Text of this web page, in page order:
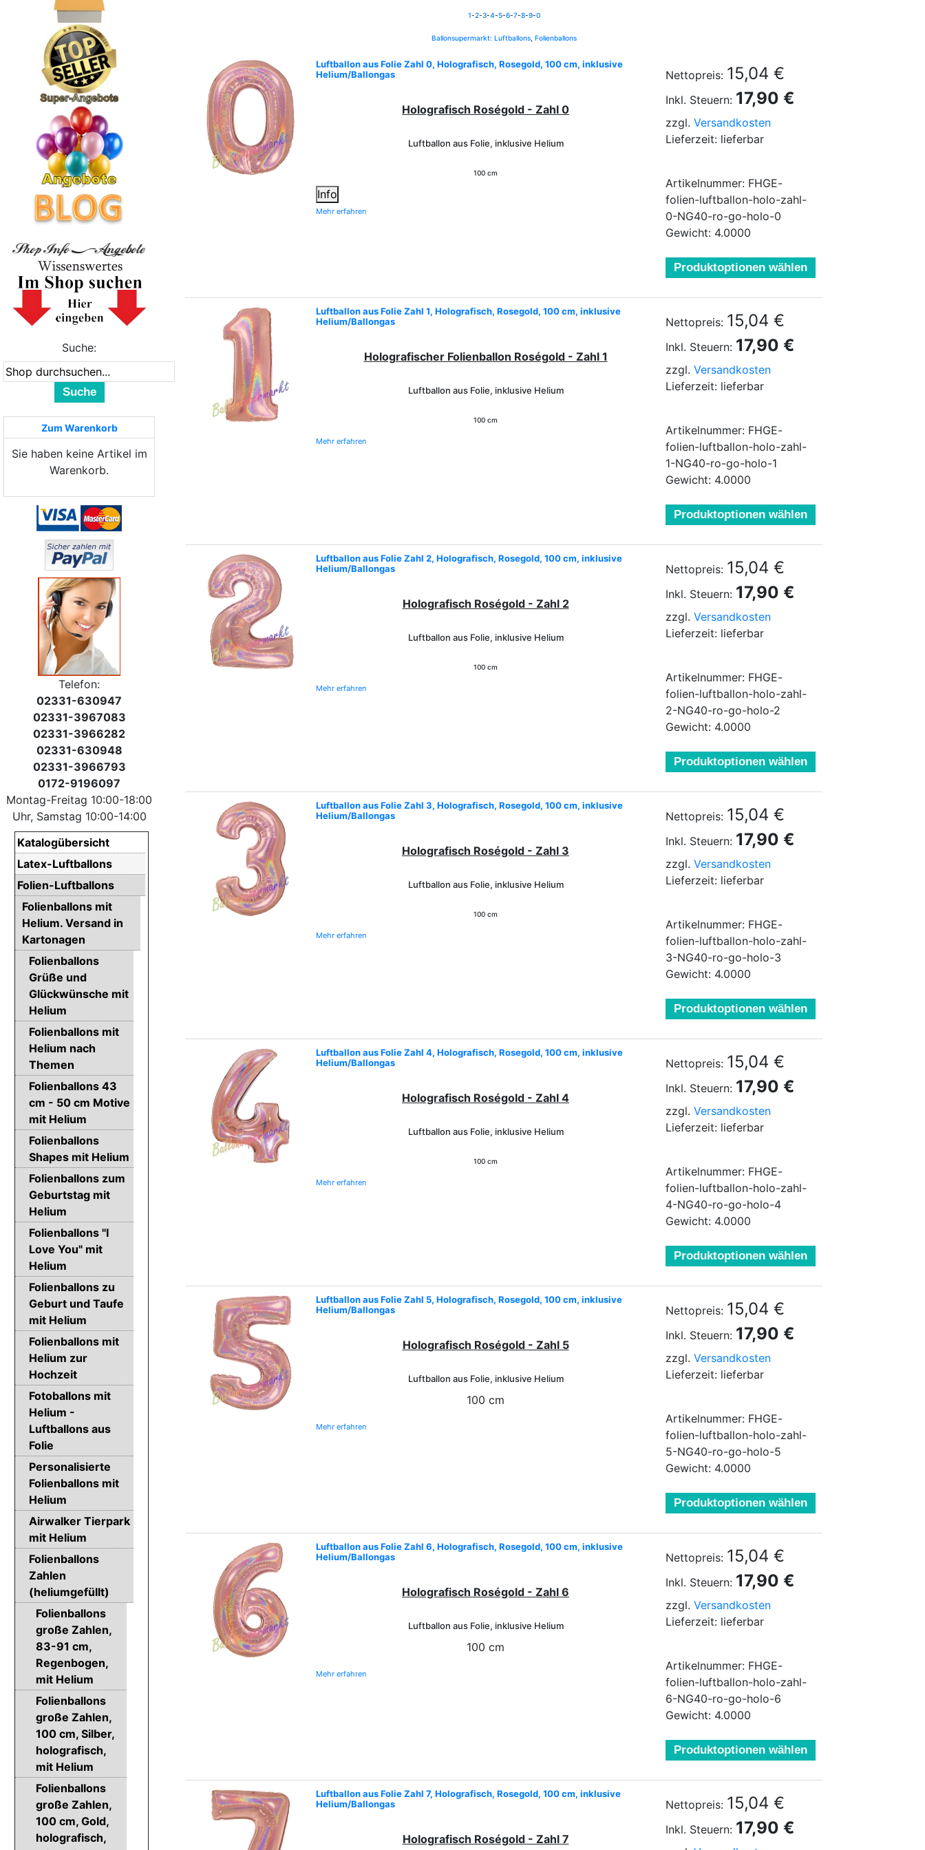
1-2-3-4-5-6-7-8-9-0
Ballonsupermarkt: Luftballons, Folienballons
Luftballon aus Folie Zahl 0, Holografisch, Rosegold, 100 cm, inklusive
Helium/Ballongas
Holografisch Roségold - Zahl 0
Luftballon aus Folie, inklusive Helium
100 cm
Info
Mehr erfahren
Nettopreis: 15,04 €
Inkl. Steuern: 17,90 €
zzgl. Versandkosten
Lieferzeit: lieferbar
Artikelnummer: FHGE-
folien-luftballon-holo-zahl-
0-NG40-ro-go-holo-0
Gewicht: 4.0000
Produktoptionen wählen
Luftballon aus Folie Zahl 1, Holografisch, Rosegold, 100 cm, inklusive
Helium/Ballongas
Holografischer Folienballon Roségold - Zahl 1
Luftballon aus Folie, inklusive Helium
100 cm
Mehr erfahren
Nettopreis: 15,04 €
Inkl. Steuern: 17,90 €
zzgl. Versandkosten
Lieferzeit: lieferbar
Artikelnummer: FHGE-
folien-luftballon-holo-zahl-
1-NG40-ro-go-holo-1
Gewicht: 4.0000
Produktoptionen wählen
Luftballon aus Folie Zahl 2, Holografisch, Rosegold, 100 cm, inklusive
Helium/Ballongas
Holografisch Roségold - Zahl 2
Luftballon aus Folie, inklusive Helium
100 cm
Mehr erfahren
Nettopreis: 15,04 €
Inkl. Steuern: 17,90 €
zzgl. Versandkosten
Lieferzeit: lieferbar
Artikelnummer: FHGE-
folien-luftballon-holo-zahl-
2-NG40-ro-go-holo-2
Gewicht: 4.0000
Produktoptionen wählen
Luftballon aus Folie Zahl 3, Holografisch, Rosegold, 100 cm, inklusive
Helium/Ballongas
Holografisch Roségold - Zahl 3
Luftballon aus Folie, inklusive Helium
100 cm
Mehr erfahren
Nettopreis: 15,04 €
Inkl. Steuern: 17,90 €
zzgl. Versandkosten
Lieferzeit: lieferbar
Artikelnummer: FHGE-
folien-luftballon-holo-zahl-
3-NG40-ro-go-holo-3
Gewicht: 4.0000
Produktoptionen wählen
Luftballon aus Folie Zahl 4, Holografisch, Rosegold, 100 cm, inklusive
Helium/Ballongas
Holografisch Roségold - Zahl 4
Luftballon aus Folie, inklusive Helium
100 cm
Mehr erfahren
Nettopreis: 15,04 €
Inkl. Steuern: 17,90 €
zzgl. Versandkosten
Lieferzeit: lieferbar
Artikelnummer: FHGE-
folien-luftballon-holo-zahl-
4-NG40-ro-go-holo-4
Gewicht: 4.0000
Produktoptionen wählen
Luftballon aus Folie Zahl 5, Holografisch, Rosegold, 100 cm, inklusive
Helium/Ballongas
Holografisch Roségold - Zahl 5
Luftballon aus Folie, inklusive Helium
100 cm
Mehr erfahren
Nettopreis: 15,04 €
Inkl. Steuern: 17,90 €
zzgl. Versandkosten
Lieferzeit: lieferbar
Artikelnummer: FHGE-
folien-luftballon-holo-zahl-
5-NG40-ro-go-holo-5
Gewicht: 4.0000
Produktoptionen wählen
Luftballon aus Folie Zahl 6, Holografisch, Rosegold, 100 cm, inklusive
Helium/Ballongas
Holografisch Roségold - Zahl 6
Luftballon aus Folie, inklusive Helium
100 cm
Mehr erfahren
Nettopreis: 15,04 €
Inkl. Steuern: 17,90 €
zzgl. Versandkosten
Lieferzeit: lieferbar
Artikelnummer: FHGE-
folien-luftballon-holo-zahl-
6-NG40-ro-go-holo-6
Gewicht: 4.0000
Produktoptionen wählen
Luftballon aus Folie Zahl 7, Holografisch, Rosegold, 100 cm, inklusive
Helium/Ballongas
Holografisch Roségold - Zahl 7
Nettopreis: 15,04 €
Inkl. Steuern: 17,90 €
Suche:
Suche
Zum Warenkorb
Sie haben keine Artikel im
Warenkorb.
Telefon:
02331-630947
02331-3967083
02331-3966282
02331-630948
02331-3966793
0172-9196097
Montag-Freitag 10:00-18:00
Uhr, Samstag 10:00-14:00
Katalogübersicht
Latex-Luftballons
Folien-Luftballons
Folienballons mit
Helium. Versand in
Kartonagen
Folienballons
Grüße und
Glückwünsche mit
Helium
Folienballons mit
Helium nach
Themen
Folienballons 43
cm - 50 cm Motive
mit Helium
Folienballons
Shapes mit Helium
Folienballons zum
Geburtstag mit
Helium
Folienballons "I
Love You" mit
Helium
Folienballons zu
Geburt und Taufe
mit Helium
Folienballons mit
Helium zur
Hochzeit
Fotoballons mit
Helium -
Luftballons aus
Folie
Personalisierte
Folienballons mit
Helium
Airwalker Tierpark
mit Helium
Folienballons
Zahlen
(heliumgefüllt)
Folienballons
große Zahlen,
83-91 cm,
Regenbogen,
mit Helium
Folienballons
große Zahlen,
100 cm, Silber,
holografisch,
mit Helium
Folienballons
große Zahlen,
100 cm, Gold,
holografisch,